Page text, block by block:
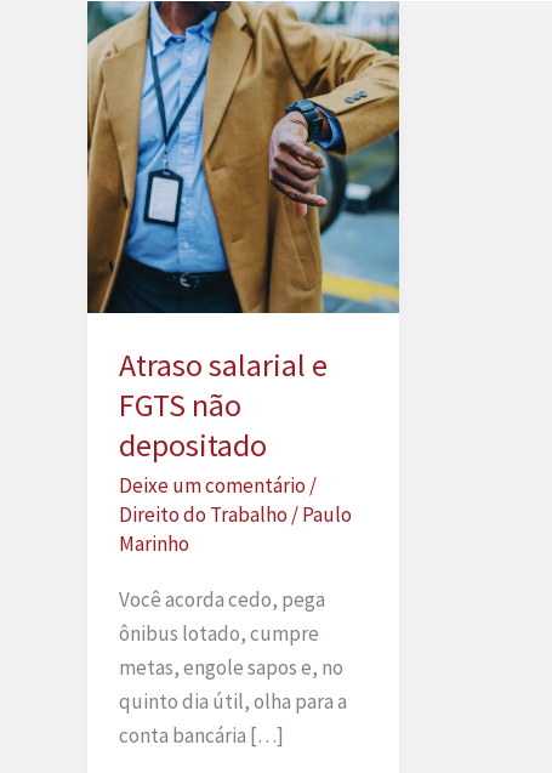
Atraso salarial e
FGTS não
depositado
Deixe um comentário /
Direito do Trabalho /Paulo
Marinho
Você acorda cedo, pega
ônibus lotado, cumpre
metas, engole sapos e, no
quinto dia útil, olha para a
conta bancária […]